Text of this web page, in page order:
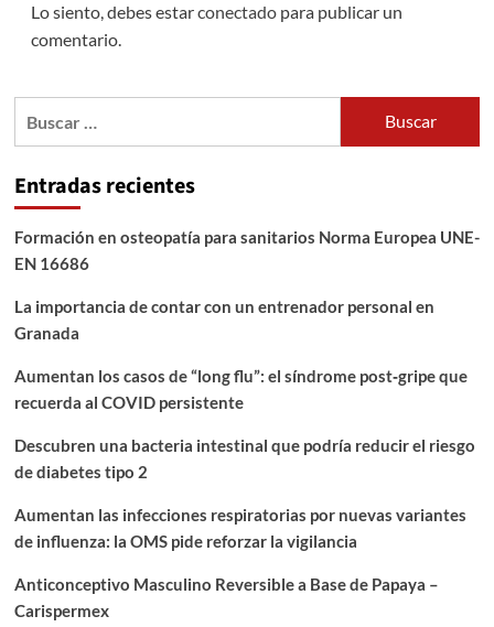
Lo siento, debes estarconectadopara publicar un
comentario.
Entradas recientes
Formación en osteopatía para sanitarios Norma Europea UNE-
EN 16686
La importancia de contar con un entrenador personal en
Granada
Aumentan los casos de “long flu”: el síndrome post‑gripe que
recuerda al COVID persistente
Descubren una bacteria intestinal que podría reducir el riesgo
de diabetes tipo 2
Aumentan las infecciones respiratorias por nuevas variantes
de influenza: la OMS pide reforzar la vigilancia
Anticonceptivo Masculino Reversible a Base de Papaya –
Carispermex